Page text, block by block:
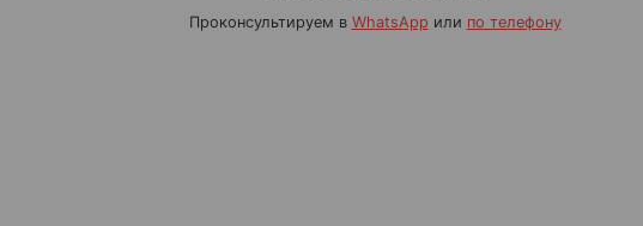
Проконсультируем в WhatsApp или по телефону